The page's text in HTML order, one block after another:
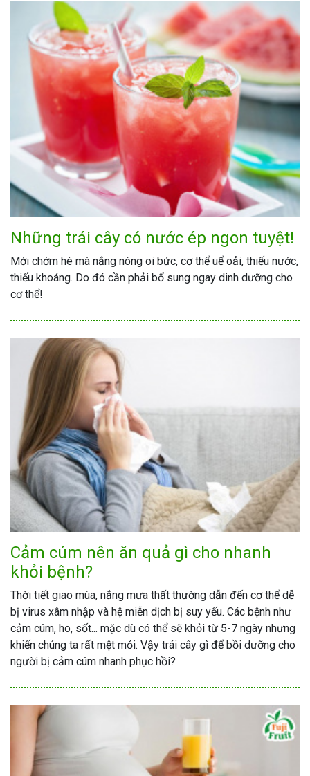
Những trái cây có nước ép ngon tuyệt!
Mới chớm hè mà nắng nóng oi bức, cơ thể uể oải, thiếu nước,
thiếu khoáng. Do đó cần phải bổ sung ngay dinh dưỡng cho
cơ thể!
Cảm cúm nên ăn quả gì cho nhanh
khỏi bệnh?
Thời tiết giao mùa, nắng mưa thất thường dẫn đến cơ thể dễ
bị virus xâm nhập và hệ miễn dịch bị suy yếu. Các bệnh như
cảm cúm, ho, sốt... mặc dù có thể sẽ khỏi từ 5-7 ngày nhưng
khiến chúng ta rất mệt mỏi. Vậy trái cây gì để bồi dưỡng cho
người bị cảm cúm nhanh phục hồi?